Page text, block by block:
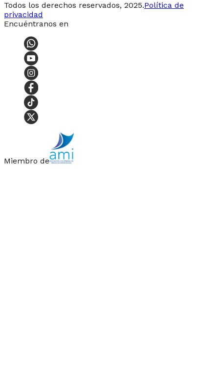
Todos los derechos reservados, 2025.Política de
privacidad
Encuéntranos en
Miembro de